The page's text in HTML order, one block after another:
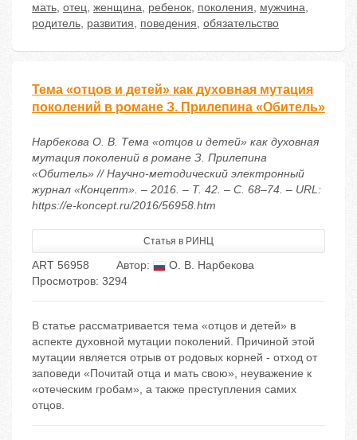
мать, отец, женщина, ребенок, поколения, мужчина,
родитель, развития, поведения, обязательство
Тема «отцов и детей» как духовная мутация
поколений в романе З. Прилепина «Обитель»
Нарбекова О. В. Тема «отцов и детей» как духовная
мутация поколений в романе З. Прилепина
«Обитель» // Научно-методический электронный
журнал «Концепт». – 2016. – Т. 42. – С. 68–74. – URL:
https://e-koncept.ru/2016/56958.htm
Статья в РИНЦ
ART 56958 Автор:
О. В. Нарбекова
Просмотров: 3294
В статье рассматривается тема «отцов и детей» в
аспекте духовной мутации поколений. Причиной этой
мутации является отрыв от родовых корней - отход от
заповеди «Почитай отца и мать свою», неуважение к
«отеческим гробам», а также преступления самих
отцов.